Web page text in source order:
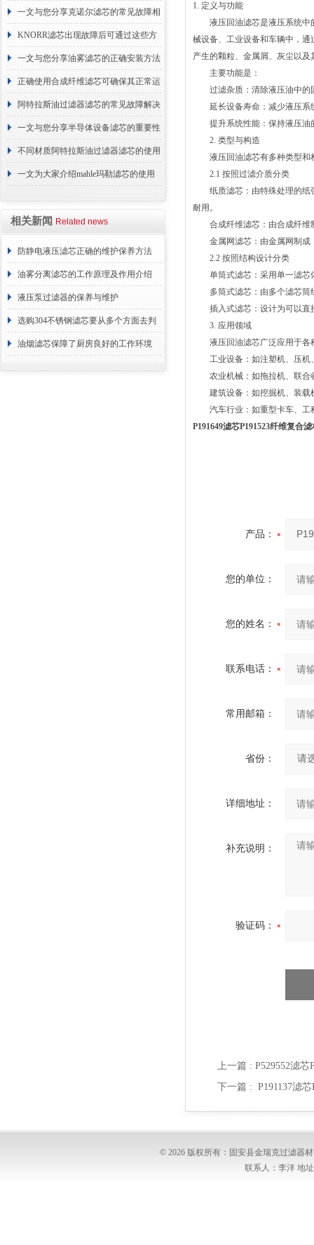
续更换成本
一文与您分享克诺尔滤芯的常见故障相
应解决方法
KNORR滤芯出现故障后可通过这些方
法解决
一文与您分享油雾滤芯的正确安装方法
正确使用合成纤维滤芯可确保其正常运
行
阿特拉斯油过滤器滤芯的常见故障解决
方法介绍
一文与您分享半导体设备滤芯的重要性
不同材质阿特拉斯油过滤器滤芯的使用
周期区别介绍
一文为大家介绍mahle玛勒滤芯的使用
相关新闻 Related news
防静电液压滤芯正确的维护保养方法
油雾分离滤芯的工作原理及作用介绍
液压泵过滤器的保养与维护
选购304不锈钢滤芯要从多个方面去判
断
油烟滤芯保障了厨房良好的工作环境
1. 定义与功能
液压回油滤芯是液压系统中的
械设备、工业设备和车辆中，
产生的颗粒、金属屑、灰尘以
主要功能是：
过滤杂质：清除液压油中的
延长设备寿命：减少液压系
提升系统性能：保持液压油
2. 类型与构造
液压回油滤芯有多种类型和
2.1 按照过滤介质分类
纸质滤芯：由特殊处理的纸张
耐用。
合成纤维滤芯：由合成纤维
金属网滤芯：由金属网制成，
2.2 按照结构设计分类
单筒式滤芯：采用单一滤芯
多筒式滤芯：由多个滤芯筒
插入式滤芯：设计为可以直
3. 应用领域
液压回油滤芯广泛应用于各
工业设备：如注塑机、压机
农业机械：如拖拉机、联合
建筑设备：如挖掘机、装载
汽车行业：如重型卡车、工
P191649滤芯P191523纤维复合
产品：
您的单位：
您的姓名：
联系电话：
常用邮箱：
省份：
详细地址：
补充说明：
验证码：
上一篇 : P529552滤
下一篇 : P191137滤
© 2026 版权所有：固安县金瑞克过滤器
联系人：李洋 地